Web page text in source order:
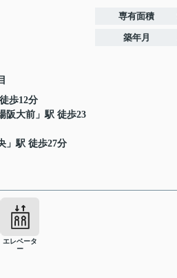
歩12分
阪大前 」駅 徒歩23
」駅 徒歩27分
専有面積
築年月
エレベータ
ー